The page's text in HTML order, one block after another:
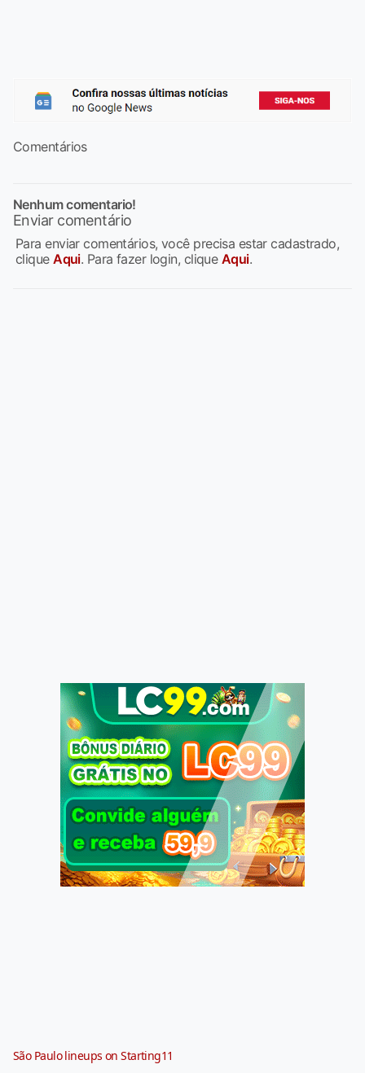
Comentários
Nenhum comentario!
Enviar comentário
Para enviar comentários, você precisa estar cadastrado,
cliqueAqui. Para fazer login, clique Aqui.
São Paulo lineups on Starting11